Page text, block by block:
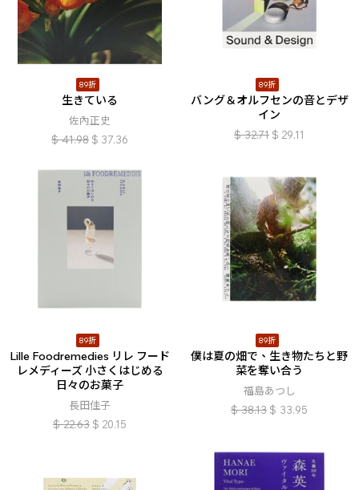
89折
生きている
佐內正史
$ 41.98 $ 37.36
89折
バング＆オルフセンの音とデザ
イン
$ 32.71 $ 29.11
89折
Lille Foodremedies リレ フード
レメディーズ 小さくはじめる
日々のお菓子
長田佳子
$ 22.63 $ 20.15
89折
僕は夏の畑で、生き物たちと野
菜を奪い合う
福島あつし
$ 38.13 $ 33.95